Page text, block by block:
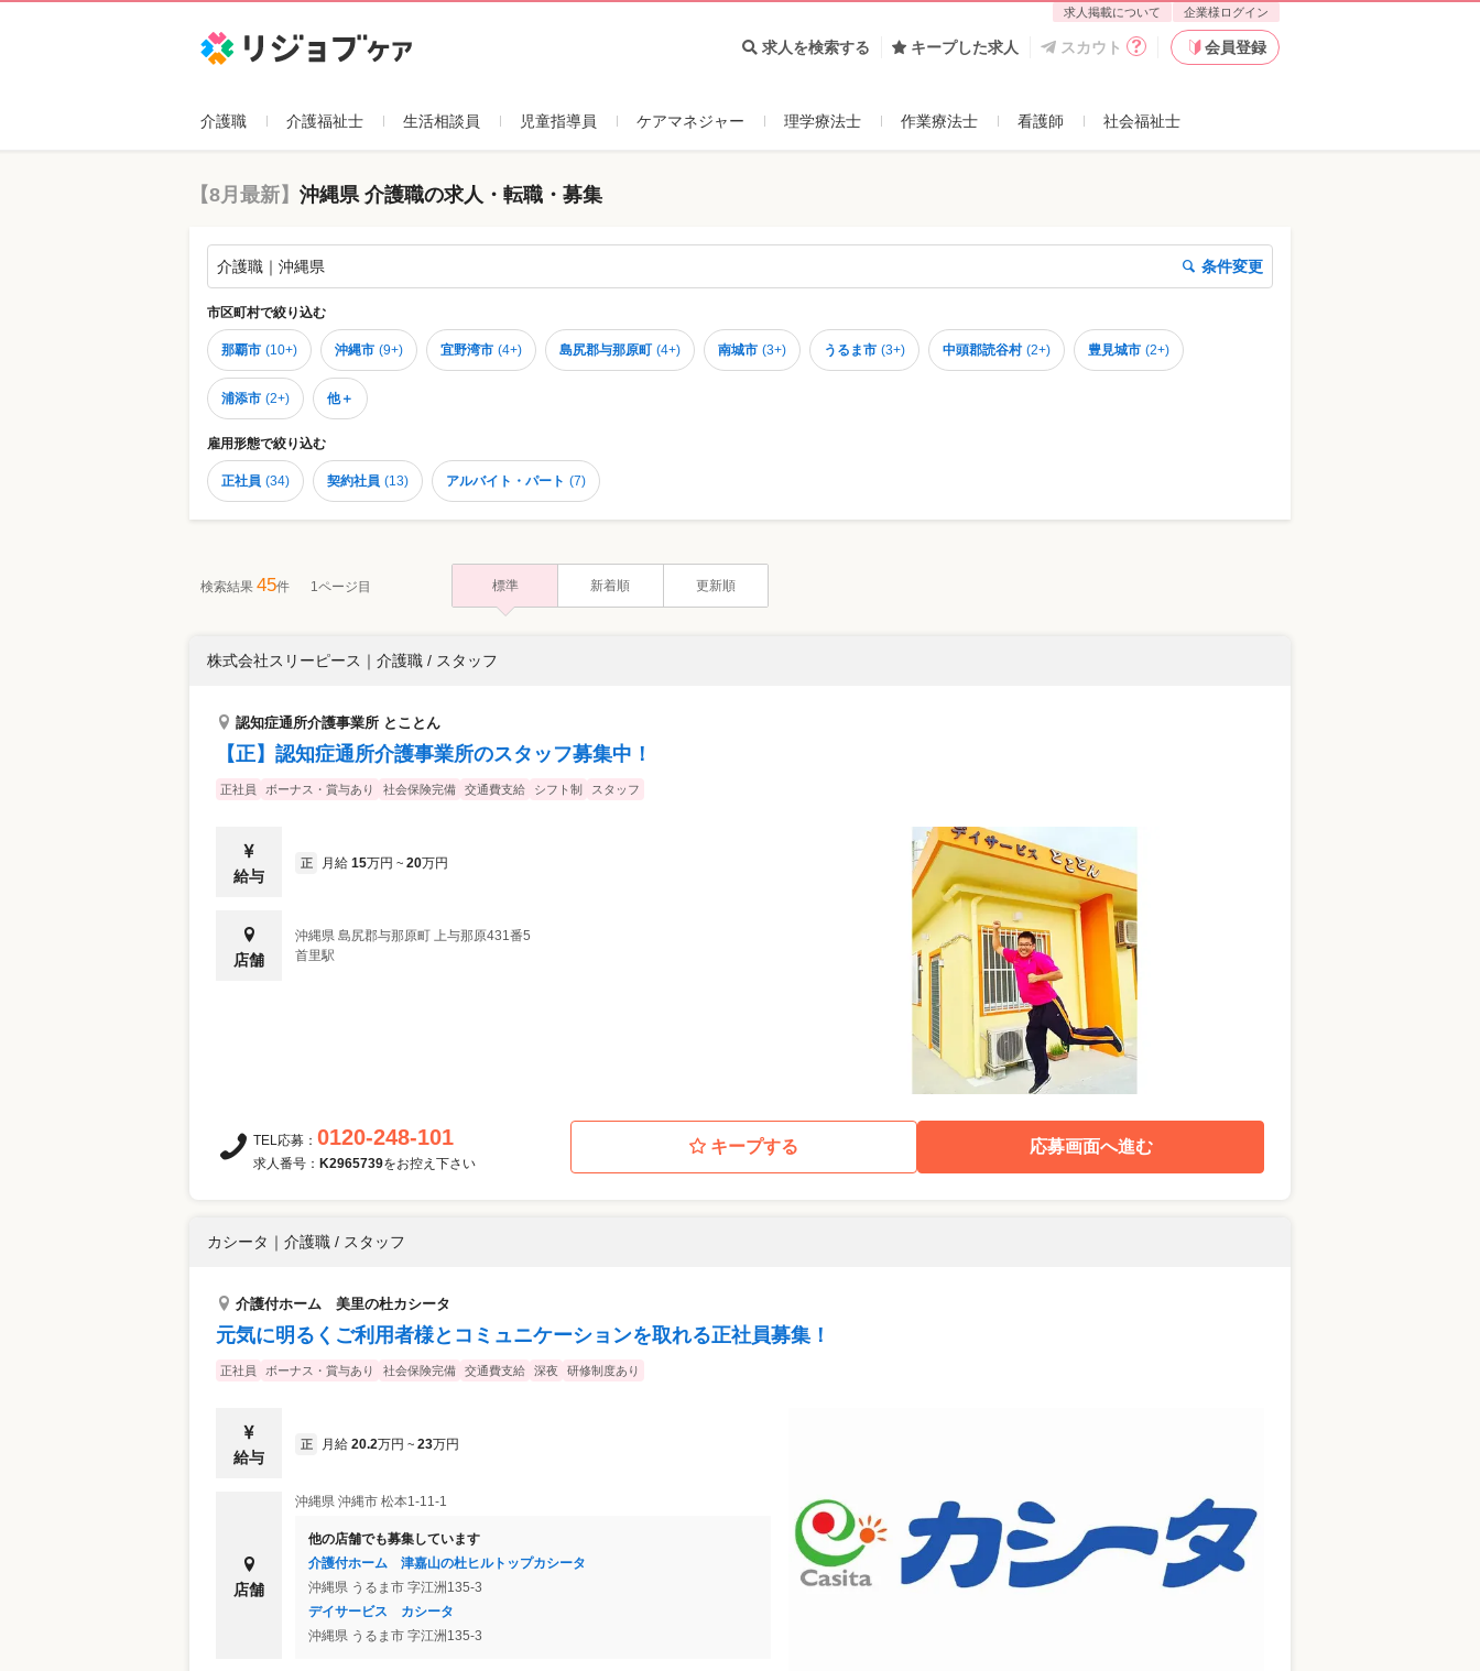
求人掲載について 企業様ログイン
求人を検索する キープした求人 スカウト 会員登録
介護職 介護福祉士 生活相談員 児童指導員 ケアマネジャー 理学療法士 作業療法士 看護師 社会福祉士
【8月最新】 沖縄県 介護職の求人・転職・募集
介護職｜沖縄県 条件変更
市区町村で絞り込む
那覇市 (10+) 沖縄市 (9+) 宜野湾市 (4+) 島尻郡与那原町 (4+) 南城市 (3+) うるま市 (3+) 中頭郡読谷村 (2+) 豊見城市 (2+)
浦添市 (2+) 他＋
雇用形態で絞り込む
正社員 (34) 契約社員 (13) アルバイト・パート (7)
検索結果 45件 1ページ目 標準 新着順 更新順
株式会社スリーピース ｜ 介護職 / スタッフ
認知症通所介護事業所 とことん
【正】認知症通所介護事業所のスタッフ募集中！
正社員 ボーナス・賞与あり 社会保険完備 交通費支給 シフト制 スタッフ
給与
正 月給 15万円 ~ 20万円
店舗
沖縄県 島尻郡与那原町 上与那原431番5
首里駅
キープする 応募画面へ進む
TEL応募： 0120-248-101
求人番号： K2965739をお控え下さい
カシータ ｜ 介護職 / スタッフ
介護付ホーム 美里の杜カシータ
元気に明るくご利用者様とコミュニケーションを取れる正社員募集！
正社員 ボーナス・賞与あり 社会保険完備 交通費支給 深夜 研修制度あり
給与
正 月給 20.2万円 ~ 23万円
店舗
沖縄県 沖縄市 松本1-11-1
他の店舗でも募集しています
介護付ホーム 津嘉山の杜ヒルトップカシータ
沖縄県 うるま市 字江洲135-3
デイサービス カシータ
沖縄県 うるま市 字江洲135-3